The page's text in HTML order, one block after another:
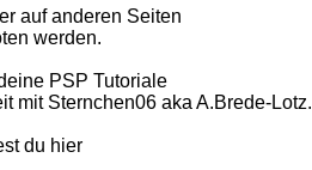
auf anderen Seiten
werden.
PSP Tutoriale
mit Sternchen06 aka A.Brede-Lotz.
du hier